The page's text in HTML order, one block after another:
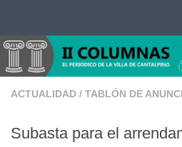
ACTUALIDAD / TABLÓN DE
Subasta para el